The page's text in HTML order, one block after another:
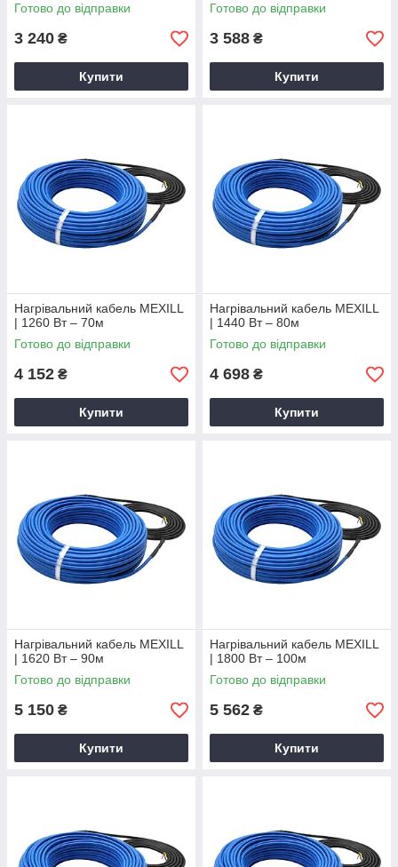
Готово до відправки
3 240 ₴
Купити
Готово до відправки
3 588 ₴
Купити
Нагрівальний кабель MEXILL
| 1260 Вт – 70м
Готово до відправки
4 152 ₴
Купити
Нагрівальний кабель MEXILL
| 1440 Вт – 80м
Готово до відправки
4 698 ₴
Купити
Нагрівальний кабель MEXILL
| 1620 Вт – 90м
Готово до відправки
5 150 ₴
Купити
Нагрівальний кабель MEXILL
| 1800 Вт – 100м
Готово до відправки
5 562 ₴
Купити